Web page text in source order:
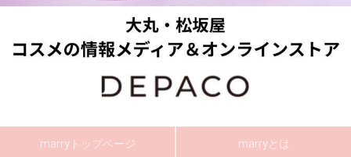
marryトップページ marryとは